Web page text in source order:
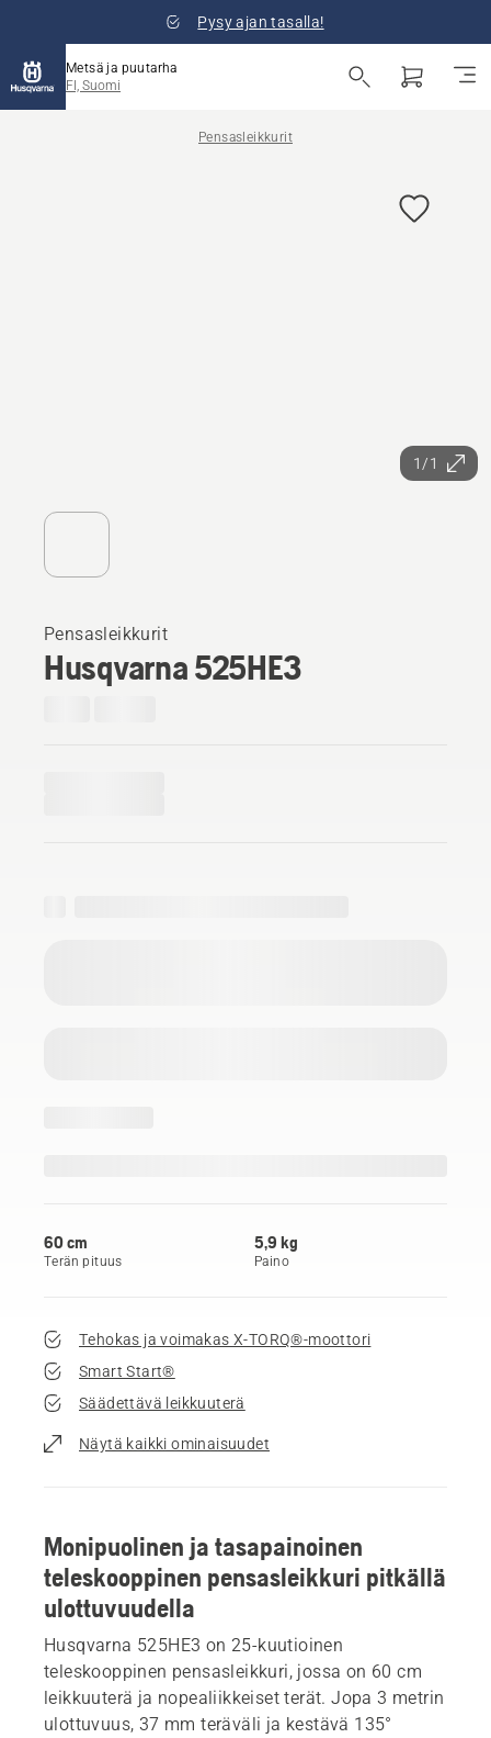
Pysy ajan tasalla!
Metsä ja puutarha
FI, Suomi
Pensasleikkurit
1/1
Pensasleikkurit
Husqvarna 525HE3
60 cm
Terän pituus
5,9 kg
Paino
Tehokas ja voimakas X-TORQ®-moottori
Smart Start®
Säädettävä leikkuuterä
Näytä kaikki ominaisuudet
Monipuolinen ja tasapainoinen
teleskooppinen pensasleikkuri pitkällä
ulottuvuudella
Husqvarna 525HE3 on 25-kuutioinen
teleskooppinen pensasleikkuri, jossa on 60 cm
leikkuuterä ja nopealiikkeiset terät. Jopa 3 metrin
ulottuvuus, 37 mm teräväli ja kestävä 135°